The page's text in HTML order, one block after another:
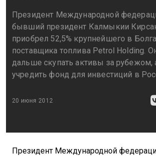
Президент Международной
бывший президент Калмыкии
приобрел 52,5% крупнейшего в
поставщика топлива Petrol Holding.
дальше скупать активы за рубежом,
учредить фонд для инвестиций в
20 июня 2012
Президент Международной